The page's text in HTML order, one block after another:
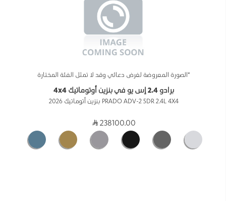
*الصورة المعروضة لغرض دعائي وقد لا تمثل الفئة المختارة
برادو 2.4 إس يو في بنزين أوتوماتيك 4x4
PRADO ADV-2 5DR 2.4L 4X4 بنزين أتوماتيك 2026
238100.00